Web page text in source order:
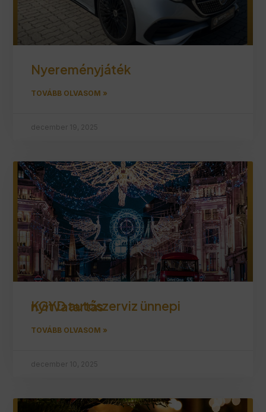
Nyereményjáték
TOVÁBB OLVASOM »
december 19, 2025
KGYD autószerviz ünnepi nyitvatartás
TOVÁBB OLVASOM »
december 10, 2025